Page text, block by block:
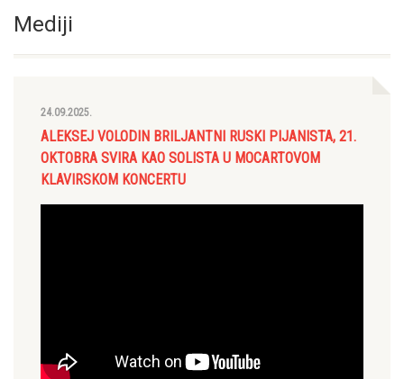
Mediji
24.09.2025.
ALEKSEJ VOLODIN BRILJANTNI RUSKI PIJANISTA, 21.
OKTOBRA SVIRA KAO SOLISTA U MOCARTOVOM
KLAVIRSKOM KONCERTU